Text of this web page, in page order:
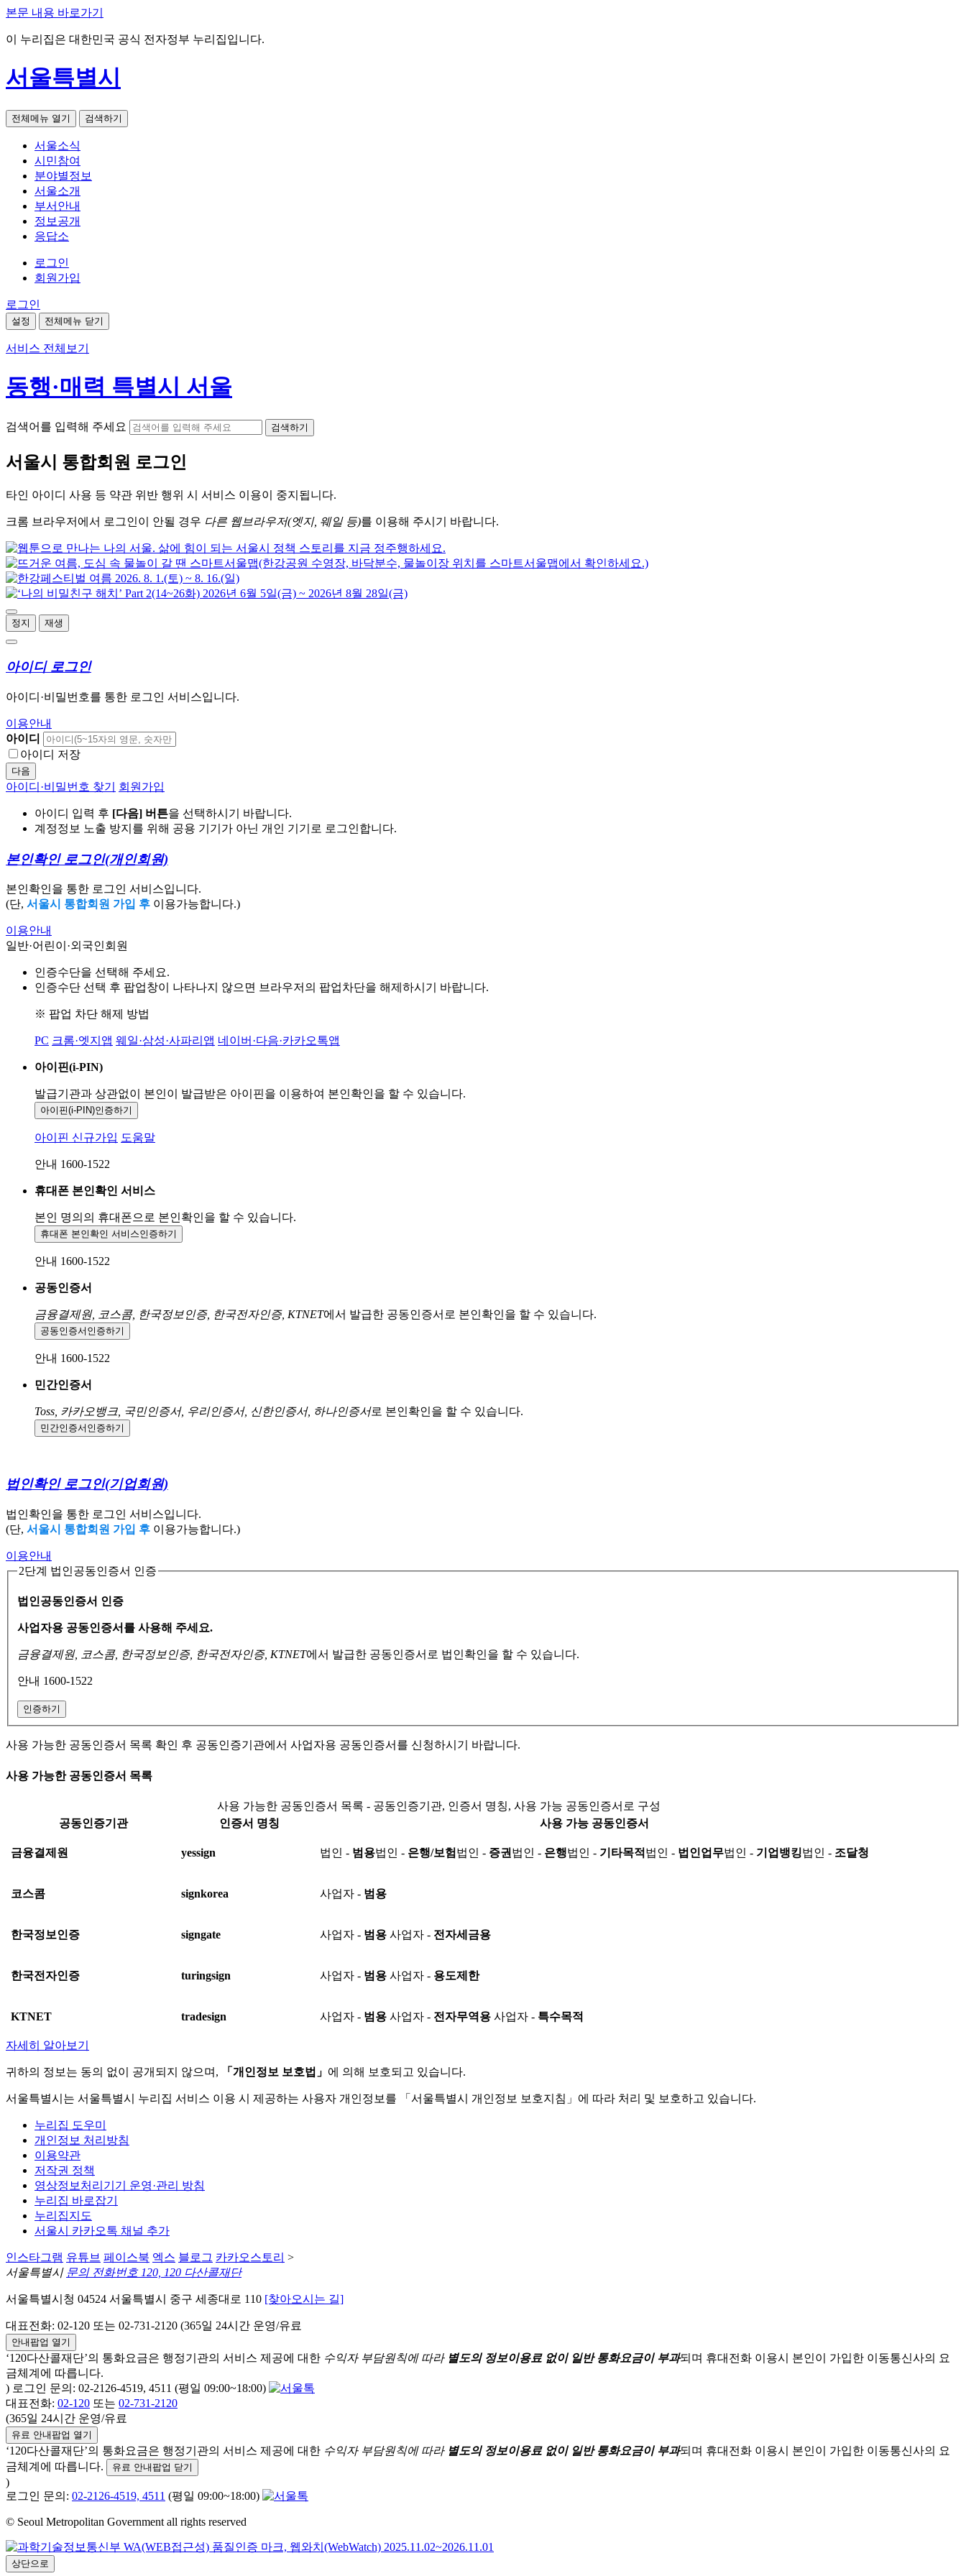
본문 내용 바로가기
이 누리집은 대한민국 공식 전자정부 누리집입니다.
서울특별시
전체메뉴 열기 검색하기
서울소식
시민참여
분야별정보
서울소개
부서안내
정보공개
응답소
로그인
회원가입
로그인
설정 전체메뉴 닫기
서비스 전체보기
동행·매력 특별시 서울
검색어를 입력해 주세요 검색하기
서울시 통합회원 로그인
타인 아이디 사용 등 약관 위반 행위 시 서비스 이용이 중지됩니다.
크롬 브라우저에서 로그인이 안될 경우 다른 웹브라우저(엣지, 웨일 등)를 이용해 주시기 바랍니다.
정지 재생
아이디 로그인
아이디·비밀번호를 통한 로그인 서비스입니다.
이용안내
아이디
아이디 저장
다음
아이디·비밀번호 찾기 회원가입
아이디 입력 후 [다음] 버튼을 선택하시기 바랍니다.
계정정보 노출 방지를 위해 공용 기기가 아닌 개인 기기로 로그인합니다.
본인확인 로그인(개인회원)
본인확인을 통한 로그인 서비스입니다.
(단, 서울시 통합회원 가입 후 이용가능합니다.)
이용안내
일반·어린이·외국인회원
인증수단을 선택해 주세요.
인증수단 선택 후 팝업창이 나타나지 않으면 브라우저의 팝업차단을 해제하시기 바랍니다.
※ 팝업 차단 해제 방법
PC 크롬·엣지앱 웨일·삼성·사파리앱 네이버·다음·카카오톡앱
아이핀(i-PIN)
발급기관과 상관없이 본인이 발급받은 아이핀을 이용하여 본인확인을 할 수 있습니다.
아이핀(i-PIN)인증하기
아이핀 신규가입 도움말
안내 1600-1522
휴대폰 본인확인 서비스
본인 명의의 휴대폰으로 본인확인을 할 수 있습니다.
휴대폰 본인확인 서비스인증하기
안내 1600-1522
공동인증서
금융결제원, 코스콤, 한국정보인증, 한국전자인증, KTNET에서 발급한 공동인증서로 본인확인을 할 수 있습니다.
공동인증서 인증하기
안내 1600-1522
민간인증서
Toss, 카카오뱅크, 국민인증서, 우리인증서, 신한인증서, 하나인증서로 본인확인을 할 수 있습니다.
민간인증서 인증하기
법인확인 로그인(기업회원)
법인확인을 통한 로그인 서비스입니다.
(단, 서울시 통합회원 가입 후 이용가능합니다.)
이용안내
2단계 법인공동인증서 인증
법인공동인증서 인증
사업자용 공동인증서를 사용해 주세요.
금융결제원, 코스콤, 한국정보인증, 한국전자인증, KTNET에서 발급한 공동인증서로 법인확인을 할 수 있습니다.
안내 1600-1522
인증하기
사용 가능한 공동인증서 목록 확인 후 공동인증기관에서 사업자용 공동인증서를 신청하시기 바랍니다.
사용 가능한 공동인증서 목록
사용 가능한 공동인증서 목록 - 공동인증기관, 인증서 명칭, 사용 가능 공동인증서로 구성
공동인증기관
인증서 명칭 사용 가능 공동인증서
금융결제원 yessign 법인 - 범용법인 - 은행/보험 법인 - 증권 법인 - 은행법인 - 기타목적 법인 - 법인업무법인 - 기업뱅킹법인 - 조달청
코스콤 signkorea 사업자 - 범용
한국정보인증 signgate 사업자 - 범용 사업자 - 전자세금용
한국전자인증 turingsign 사업자 - 범용 사업자 - 용도제한
KTNET tradesign 사업자 - 범용 사업자 - 전자무역용 사업자 - 특수목적
자세히 알아보기
귀하의 정보는 동의 없이 공개되지 않으며, 「개인정보 보호법」 에 의해 보호되고 있습니다.
서울특별시는 서울특별시 누리집 서비스 이용 시 제공하는 사용자 개인정보를 「서울특별시 개인정보 보호지침」에 따라 처리 및 보호하고 있습니다.
누리집 도우미
개인정보 처리방침
이용약관
저작권 정책
영상정보처리기기 운영·관리 방침
누리집 바로잡기
누리집지도
서울시 카카오톡 채널 추가
인스타그램 유튜브 페이스북 엑스 블로그 카카오스토리 >
서울특별시 문의 전화번호 120, 120 다산콜재단
서울특별시청 04524 서울특별시 중구 세종대로 110 [찾아오시는 길]
대표전화: 02-120 또는 02-731-2120 (365일 24시간 운영/유료
안내팝업 열기
‘120다산콜재단’의 통화요금은 행정기관의 서비스 제공에 대한 수익자 부담원칙에 따라 별도의 정보이용료 없이 일반 통화요금이 부과되며 휴대전화 이용시 본인이 가입한 이동통신사의 요
금체계에 따릅니다.
) 로그인 문의: 02-2126-4519, 4511 (평일 09:00~18:00)
대표전화: 02-120 또는 02-731-2120
(365일 24시간 운영/유료
유료 안내팝업 열기
‘120다산콜재단’의 통화요금은 행정기관의 서비스 제공에 대한 수익자 부담원칙에 따라 별도의 정보이용료 없이 일반 통화요금이 부과되며 휴대전화 이용시 본인이 가입한 이동통신사의 요
금체계에 따릅니다.
유료 안내팝업 닫기
)
로그인 문의: 02-2126-4519, 4511 (평일 09:00~18:00)
© Seoul Metropolitan Government all rights reserved
상단으로